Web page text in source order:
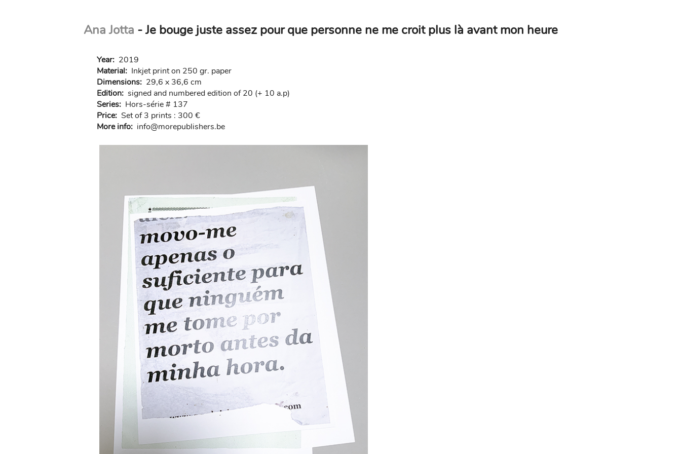
Ana Jotta - Je bouge juste assez pour que personne ne me croit plus là avant mon heure
Year: 2019
Material: Inkjet print on 250 gr. paper
Dimensions: 29,6 x 36,6 cm
Edition: signed and numbered edition of 20 (+ 10 a.p)
Series: Hors-série # 137
Price: Set of 3 prints : 300 €
More info: info@morepublishers.be